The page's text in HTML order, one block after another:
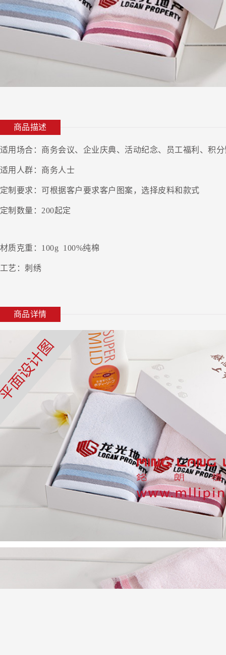
商品描述
适用场合：商务会议、企业庆典、活动纪念、员工福利、积
适用人群：商务人士
定制要求：可根据客户要求客户图案，选择皮料和款式
定制数量：200起定
材质克重：100g 100%纯棉
工艺：刺绣
商品详情